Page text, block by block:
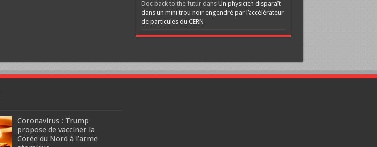
Doc back to the futurdans Un physicien disparaît
dans un mini trou noir engendré par l’accélérateur
de particules du CERN
Coronavirus : Trump
propose de vacciner la
Corée du Nord à l’arme